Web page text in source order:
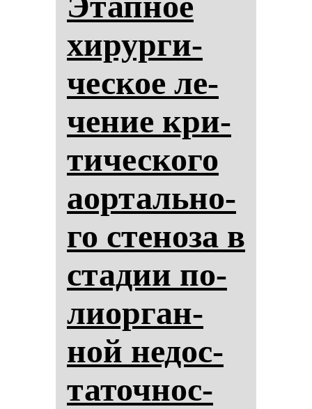
хи­рур­ги­
чес­кое ле­
че­ние кри­
ти­чес­ко­го
аор­таль­но­
го сте­но­за в
ста­дии по­
ли­ор­ган­
ной не­дос­
та­точ­нос­